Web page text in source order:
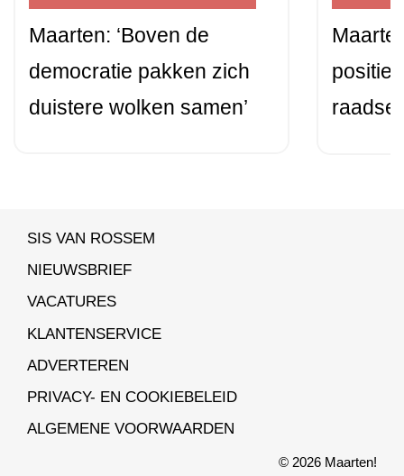
Maarten: ‘Boven de
democratie pakken zich
duistere wolken samen’
positie
SIS VAN ROSSEM
NIEUWSBRIEF
VACATURES
KLANTENSERVICE
ADVERTEREN
PRIVACY- EN COOKIEBELEID
ALGEMENE VOORWAARDEN
© 2026 Maarten!